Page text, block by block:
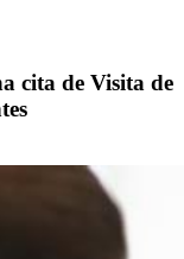
cita de Visita de